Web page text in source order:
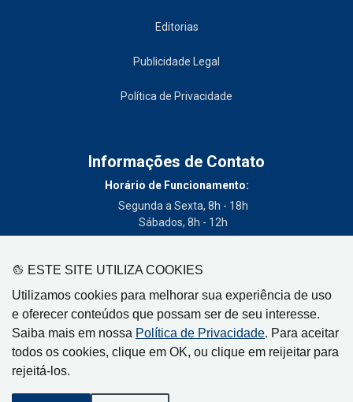
ESTE SITE UTILIZA COOKIES
Utilizamos cookies para melhorar sua experiência de uso
e oferecer conteúdos que possam ser de seu interesse.
Saiba mais em nossa Política de Privacidade. Para aceitar
todos os cookies, clique em OK, ou clique em reijeitar para
rejeitá-los.
Editorias
Publicidade Legal
Política de Privacidade
Informações de Contato
Horário de Funcionamento:
Segunda a Sexta, 8h - 18h
Sábados, 8h - 12h
(19) 3404-3700
Circulação:
Limeira - SP, Artur Nogueira - SP, Cordeirópolis - SP,
Engenheiro Coelho - SP, Iracemápolis - SP
Gazeta de Limeira, Rua Senador Vergueiro, 319